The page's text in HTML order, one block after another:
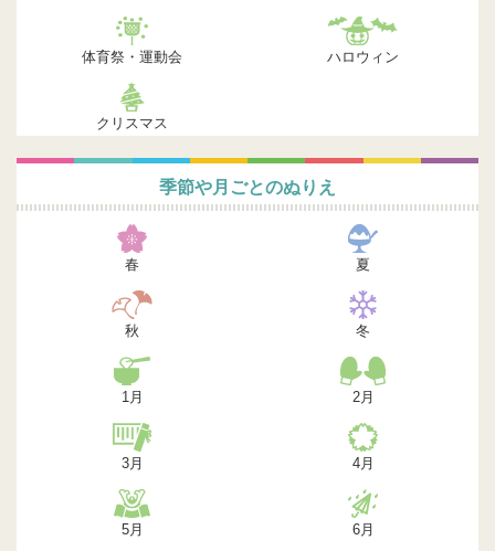
体育祭・運動会 ハロウィン
クリスマス
季節や月ごとのぬりえ
春 夏
秋 冬
1月 2月
3月 4月
5月 6月